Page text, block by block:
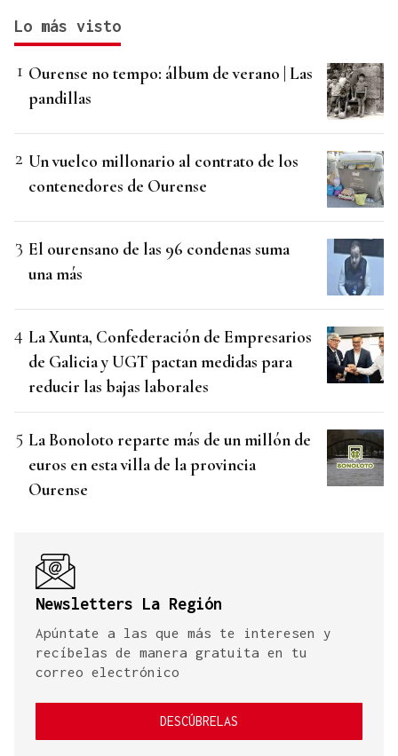
Lo más visto
Ourense no tempo: álbum de verano | Las
pandillas
Un vuelco millonario al contrato de los
contenedores de Ourense
El ourensano de las 96 condenas suma
una más
La Xunta, Confederación de Empresarios
de Galicia y UGT pactan medidas para
reducir las bajas laborales
La Bonoloto reparte más de un millón de
euros en esta villa de la provincia
Ourense
Newsletters La Región
Apúntate a las que más te interesen y
recíbelas de manera gratuita en tu
correo electrónico
DESCÚBRELAS